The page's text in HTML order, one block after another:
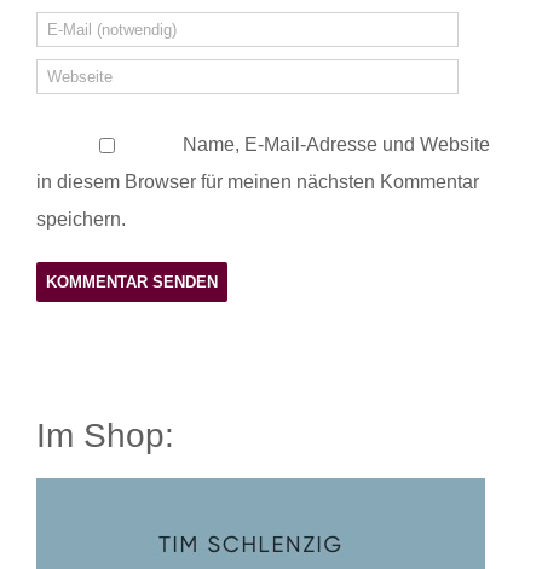
Name, E-Mail-Adresse und Website
in diesem Browser für meinen nächsten Kommentar
speichern.
Im Shop: